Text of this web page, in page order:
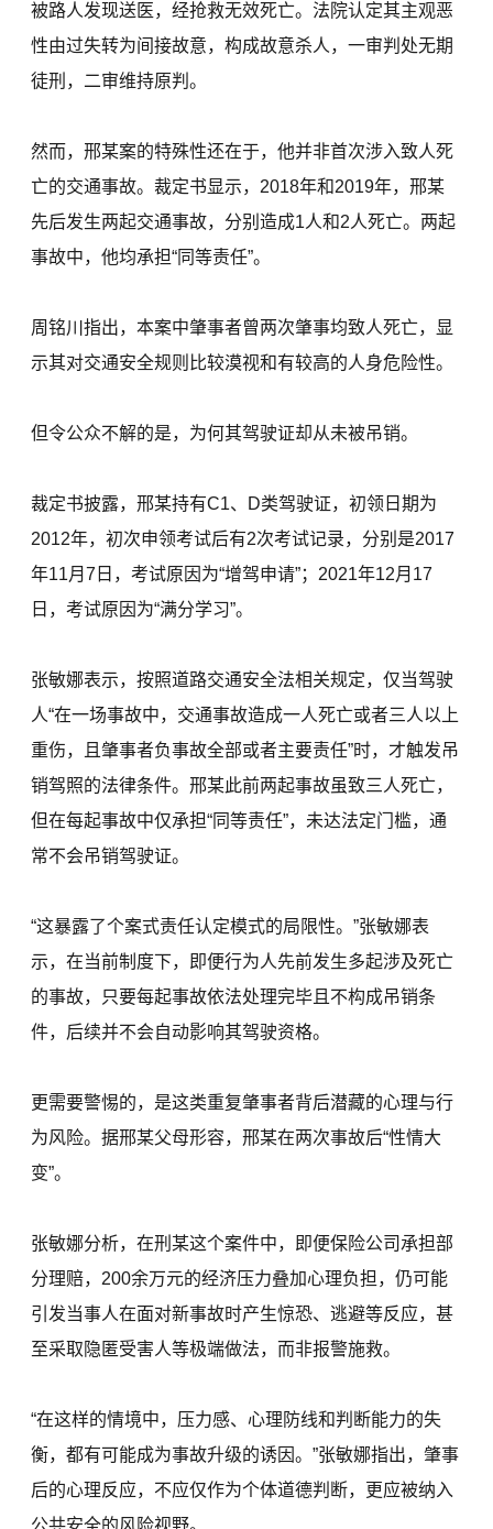
被路人发现送医，经抢救无效死亡。法院认定其主观恶
性由过失转为间接故意，构成故意杀人，一审判处无期
徒刑，二审维持原判。
然而，邢某案的特殊性还在于，他并非首次涉入致人死
亡的交通事故。裁定书显示，2018年和2019年，邢某
先后发生两起交通事故，分别造成1人和2人死亡。两起
事故中，他均承担“同等责任”。
周铭川指出，本案中肇事者曾两次肇事均致人死亡，显
示其对交通安全规则比较漠视和有较高的人身危险性。
但令公众不解的是，为何其驾驶证却从未被吊销。
裁定书披露，邢某持有C1、D类驾驶证，初领日期为
2012年，初次申领考试后有2次考试记录，分别是2017
年11月7日，考试原因为“增驾申请”；2021年12月17
日，考试原因为“满分学习”。
张敏娜表示，按照道路交通安全法相关规定，仅当驾驶
人“在一场事故中，交通事故造成一人死亡或者三人以上
重伤，且肇事者负事故全部或者主要责任”时，才触发吊
销驾照的法律条件。邢某此前两起事故虽致三人死亡，
但在每起事故中仅承担“同等责任”，未达法定门槛，通
常不会吊销驾驶证。
“这暴露了个案式责任认定模式的局限性。”张敏娜表
示，在当前制度下，即便行为人先前发生多起涉及死亡
的事故，只要每起事故依法处理完毕且不构成吊销条
件，后续并不会自动影响其驾驶资格。
更需要警惕的，是这类重复肇事者背后潜藏的心理与行
为风险。据邢某父母形容，邢某在两次事故后“性情大
变”。
张敏娜分析，在刑某这个案件中，即便保险公司承担部
分理赔，200余万元的经济压力叠加心理负担，仍可能
引发当事人在面对新事故时产生惊恐、逃避等反应，甚
至采取隐匿受害人等极端做法，而非报警施救。
“在这样的情境中，压力感、心理防线和判断能力的失
衡，都有可能成为事故升级的诱因。”张敏娜指出，肇事
后的心理反应，不应仅作为个体道德判断，更应被纳入